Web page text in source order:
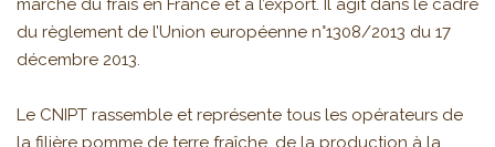
marché du frais en France et à l’export. Il agit dans le cadre
du règlement de l’Union européenne n°1308/2013 du 17
décembre 2013.
Le CNIPT rassemble et représente tous les opérateurs de
la filière pomme de terre fraîche, de la production à la